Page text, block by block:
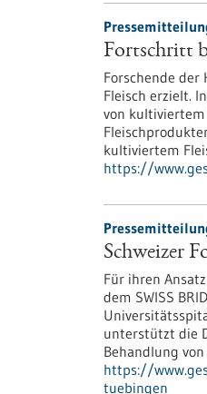
Fortschritt
Forschende
Fleisch erzielt.
von kultiviertem
kultiviertem
https://
Schweizer
Für ihren
dem SWISS
unterstützt die
Behandlung
https://
tuebingen